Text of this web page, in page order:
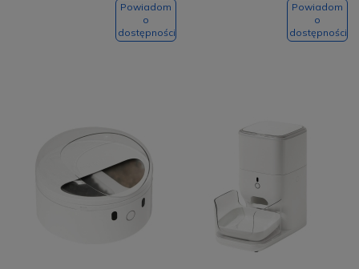
Powiadom
o
dostępności
Powiadom
o
dostępności